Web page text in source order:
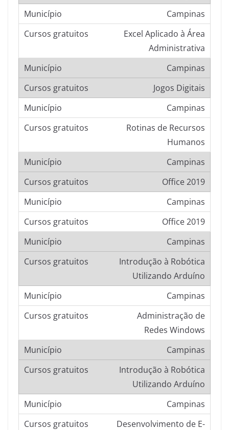
Campinas
Excel Aplicado à Área
Administrativa
Campinas
Jogos Digitais
Campinas
Rotinas de Recursos
Humanos
Campinas
Office 2019
Campinas
Office 2019
Campinas
Introdução à Robótica
Utilizando Arduíno
Campinas
Administração de
Redes Windows
Campinas
Introdução à Robótica
Utilizando Arduíno
Campinas
Desenvolvimento de E-